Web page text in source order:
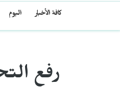
كافة الأخبار اليوم
رفع